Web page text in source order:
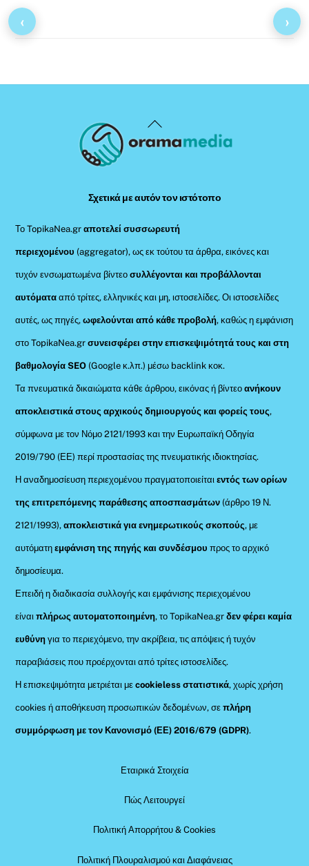
Back
To
Σχετικά με αυτόν τον ιστότοπο
Το TopikaNea.grαποτελεί συσσωρευτή
περιεχομένου (aggregator), ως εκ τούτου τα άρθρα, εικόνες και
τυχόν ενσωματωμένα βίντεοσυλλέγονται και προβάλλονται
αυτόματααπό τρίτες, ελληνικές και μη, ιστοσελίδες. Οι ιστοσελίδες
αυτές, ως πηγές,ωφελούνται από κάθε προβολή, καθώς η εμφάνιση
στο TopikaNea.gr συνεισφέρει στην επισκεψιμότητά τους και στη
βαθμολογία SEO (Google κ.λπ.) μέσω backlink κοκ.
Τα πνευματικά δικαιώματα κάθε άρθρου, εικόνας ή βίντεοανήκουν
αποκλειστικά στους αρχικούς δημιουργούς και φορείς τους,
σύμφωνα με τον Νόμο 2121/1993 και την Ευρωπαϊκή Οδηγία
2019/790 (ΕΕ) περί προστασίας της πνευματικής ιδιοκτησίας.
Η αναδημοσίευση περιεχομένου πραγματοποιείταιεντός των ορίων
της επιτρεπόμενης παράθεσης αποσπασμάτων (άρθρο 19 Ν.
2121/1993), αποκλειστικά για ενημερωτικούς σκοπούς, με
αυτόματηεμφάνιση της πηγής και συνδέσμου προς το αρχικό
δημοσίευμα.
Επειδή η διαδικασία συλλογής και εμφάνισης περιεχομένου
είναιπλήρως αυτοματοποιημένη, το TopikaNea.grδεν φέρει καμία
ευθύνη για το περιεχόμενο, την ακρίβεια, τις απόψεις ή τυχόν
παραβιάσεις που προέρχονται από τρίτες ιστοσελίδες.
Η επισκεψιμότητα μετριέται μεcookieless στατιστικά, χωρίς χρήση
cookies ή αποθήκευση προσωπικών δεδομένων, σεπλήρη
συμμόρφωση με τον Κανονισμό (ΕΕ) 2016/679 (GDPR).
Εταιρικά Στοιχεία
Πώς Λειτουργεί
Πολιτική Απορρήτου & Cookies
Πολιτική Πλουραλισμού και Διαφάνειας
‹ ›